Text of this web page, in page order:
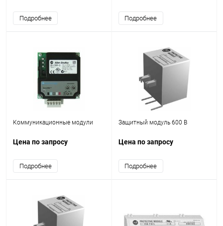
Подробнее Подробнее
Коммуникационные модули
Цена по запросу
Подробнее
Защитный модуль 600 В
Цена по запросу
Подробнее